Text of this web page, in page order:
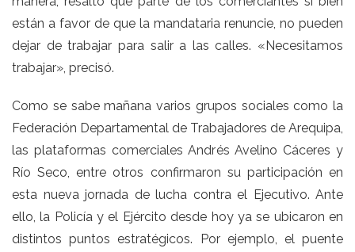
están a favor de que la mandataria renuncie, no pueden
dejar de trabajar para salir a las calles. «Necesitamos
trabajar», precisó.
Como se sabe mañana varios grupos sociales como la
Federación Departamental de Trabajadores de Arequipa,
las plataformas comerciales Andrés Avelino Cáceres y
Río Seco, entre otros confirmaron su participación en
esta nueva jornada de lucha contra el Ejecutivo. Ante
ello, la Policía y el Ejército desde hoy ya se ubicaron en
distintos puntos estratégicos. Por ejemplo, el puente